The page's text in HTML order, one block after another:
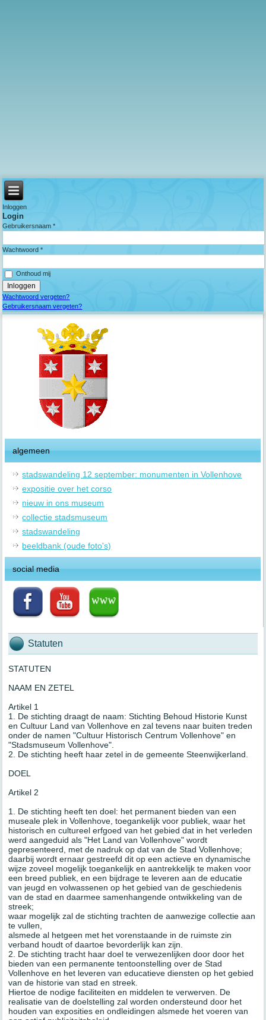
Inloggen
Login
Gebruikersnaam *
Wachtwoord *
Onthoud mij
Wachtwoord vergeten?
Gebruikersnaam vergeten?
algemeen
stadswandeling 12 september: monumenten in Vollenhove
expositie over het corso
nieuw in ons museum
collectie stadsmuseum
stadswandeling
beeldbank (oude foto's)
social media
Statuten
STATUTEN
NAAM EN ZETEL
Artikel 1
1. De stichting draagt de naam: Stichting Behoud Historie Kunst
en Cultuur Land van Vollenhove en zal tevens naar buiten treden
onder de namen "Cultuur Historisch Centrum Vollenhove" en
"Stadsmuseum Vollenhove".
2. De stichting heeft haar zetel in de gemeente Steenwijkerland.
DOEL
Artikel 2
1. De stichting heeft ten doel: het permanent bieden van een
museale plek in Vollenhove, toegankelijk voor publiek, waar het
historisch en cultureel erfgoed van het gebied dat in het verleden
werd aangeduid als "Het Land van Vollenhove" wordt
gepresenteerd, met de nadruk op dat van de Stad Vollenhove;
daarbij wordt ernaar gestreefd dit op een actieve en dynamische
wijze zoveel mogelijk toegankelijk en aantrekkelijk te maken voor
een breed publiek, en een bijdrage te leveren aan de educatie
van jeugd en volwassenen op het gebied van de geschiedenis
van de stad en daarmee samenhangende ontwikkeling van de
streek;
waar mogelijk zal de stichting trachten de aanwezige collectie aan
te vullen,
alsmede al hetgeen met het vorenstaande in de ruimste zin
verband houdt of daartoe bevorderlijk kan zijn.
2. De stichting tracht haar doel te verwezenlijken door door het
bieden van een permanente tentoonstelling over de Stad
Vollenhove en het leveren van educatieve diensten op het gebied
van de historie van stad en streek.
Hiertoe de nodige faciliteiten en middelen te verwerven. De
realisatie van de doelstelling zal worden ondersteund door het
houden van exposities en ondleidingen alsmede het voeren van